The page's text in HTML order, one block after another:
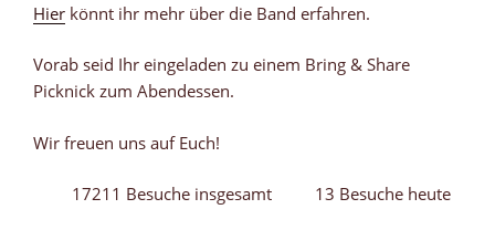
Hier könnt ihr mehr über die Band erfahren.
Vorab seid Ihr eingeladen zu einem Bring & Share
Picknick zum Abendessen.
Wir freuen uns auf Euch!
17211 Besuche insgesamt 13 Besuche heute